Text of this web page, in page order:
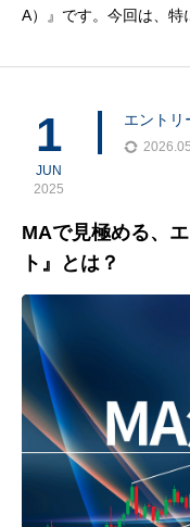
A）』です。今回は、特
は『20MA』を使いこな
1
JUN
2025
エントリ
MAで見極める、
ト』とは？